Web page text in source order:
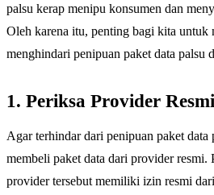
palsu kerap menipu konsumen dan
Oleh karena itu, penting bagi kita untuk
menghindari penipuan paket data palsu
1. Periksa Provider Resmi
Agar terhindar dari penipuan paket data
membeli paket data dari provider resmi.
provider tersebut memiliki izin resmi